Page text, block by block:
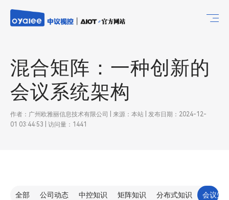
混合矩阵：一种创新的
会议系统架构
作者：广州欧雅丽信息技术有限公司 | 来源：本站 | 发布日期：2024-12-
01 03:44:53 | 访问量：1441
全部 公司动态 中控知识 矩阵知识 分布式知识 会议知